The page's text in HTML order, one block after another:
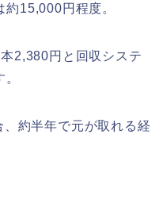
15,000円程度。
2,380円と回収システ
約半年で元が取れる経